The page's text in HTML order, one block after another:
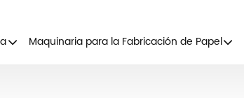
Maquinaria para la Fabricación de Papel